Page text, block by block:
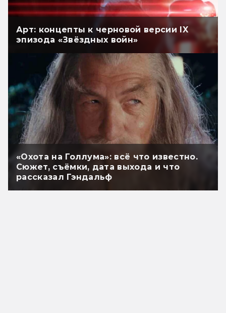
Арт: концепты к черновой версии IX
эпизода «Звёздных войн»
«Охота на Голлума»: всё что известно.
Сюжет, съёмки, дата выхода и что
рассказал Гэндальф